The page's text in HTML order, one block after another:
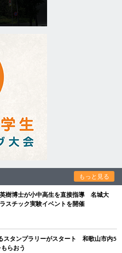
もっと見る
樹博士が小中高生を直接指導 名城大
スチック実験イベントを開催
スタンプラリーがスタート 和歌山市内5
らおう